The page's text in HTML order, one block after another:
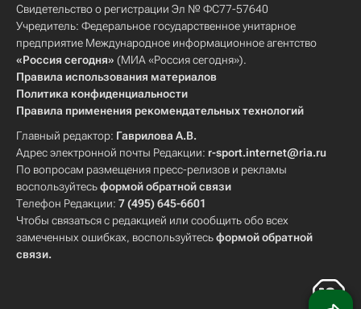
Свидетельство о регистрации Эл № ФС77-57640
Учредитель: Федеральное государственное унитарное
предприятие Международное информационное агентство
«Россия сегодня» (МИА «Россия сегодня»).
Правила использования материалов
Политика конфиденциальности
Правила применения рекомендательных технологий
Главный редактор: Гаврилова А.В.
Адрес электронной почты Редакции: r-sport.internet@ria.ru
По вопросам размещения пресс-релизов и рекламы
воспользуйтесьформой обратной связи
Телефон Редакции: 7 (495) 645-6601
Чтобы связаться с редакцией или сообщить обо всех
замеченных ошибках, воспользуйтесьформой обратной
связи.